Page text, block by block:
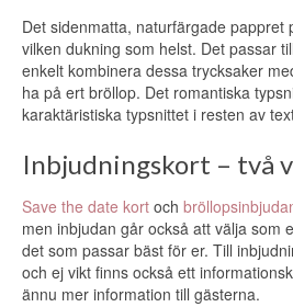
Det sidenmatta, naturfärgade pappret
vilken dukning som helst. Det passar
enkelt kombinera dessa trycksaker
ha på ert bröllop. Det romantiska
karaktäristiska typsnittet i resten av
Inbjudningskort – två
Save the date kort och
men inbjudan går också att välja som
det som passar bäst för er. Till
och ej vikt finns också ett
ännu mer information till gästerna.